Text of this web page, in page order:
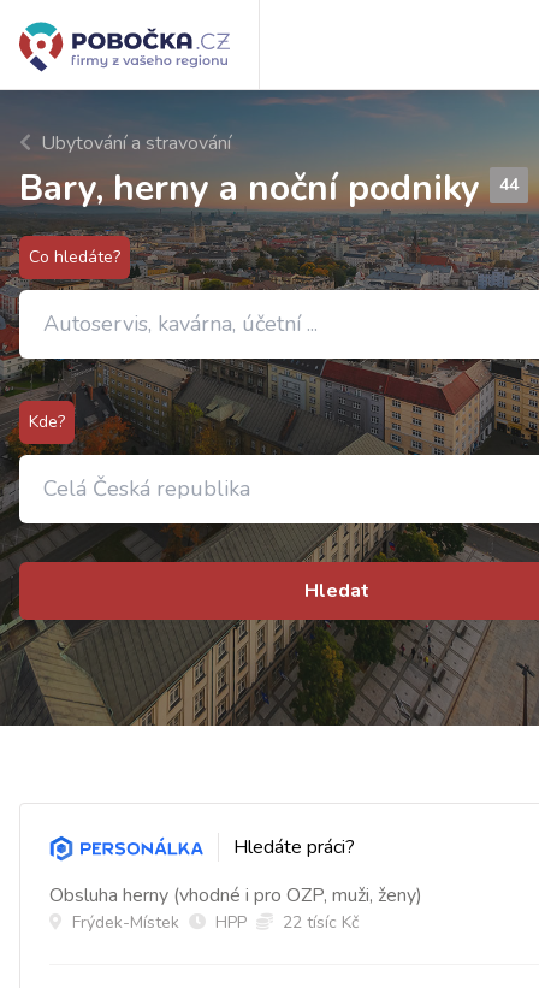
Ubytování a stravování
Bary, herny a noční podniky 44
Co hledáte?
Kde?
Hledat
Hledáte práci?
Obsluha herny (vhodné i pro OZP, muži, ženy)
Frýdek-Místek HPP 22 tísíc Kč